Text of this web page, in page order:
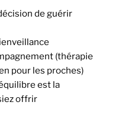
de guérir
(thérapie
pour les proches)
est la
offrir